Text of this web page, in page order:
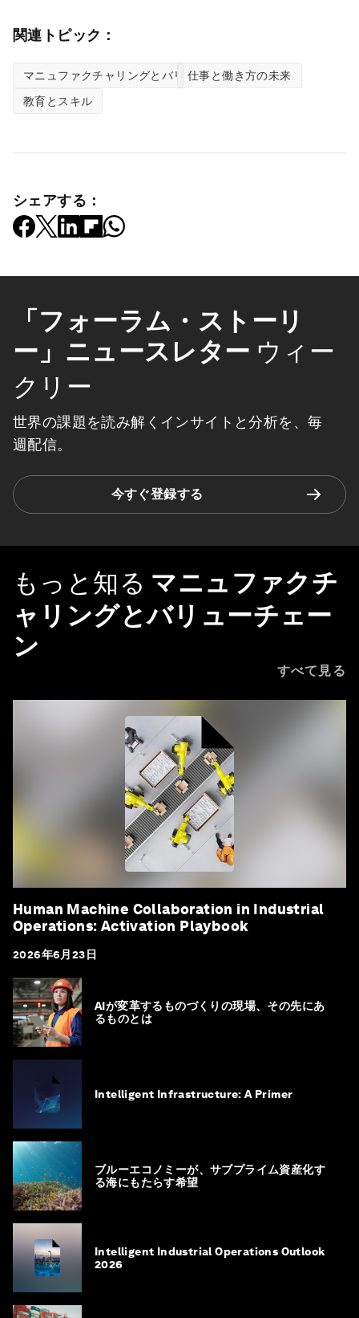
関連トピック：
マニュファクチャリングとバリューチェーン
仕事と働き方の未来
教育とスキル
シェアする：
「フォーラム・ストーリ
ー」ニュースレター ウィー
クリー
世界の課題を読み解くインサイトと分析を、毎
週配信。
今すぐ登録する
もっと知る マニュファクチ
ャリングとバリューチェー
ン
すべて見る
Human Machine Collaboration in Industrial
Operations: Activation Playbook
2026年6月23日
AIが変革するものづくりの現場、その先にあ
るものとは
Intelligent Infrastructure: A Primer
ブルーエコノミーが、サブプライム資産化す
る海にもたらす希望
Intelligent Industrial Operations Outlook
2026